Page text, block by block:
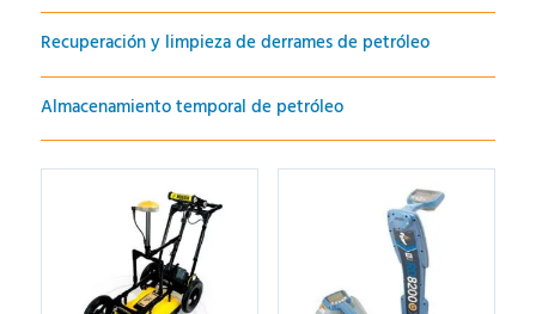
Minería e Industria
Hidrocarburos y Energía
Mantenimiento para equipos de laboratorio
Detección de fugas e interferencias
Mantenimiento integral de instrumentación
Recuperación y limpieza de derrames de petróleo
Almacenamiento temporal de petróleo